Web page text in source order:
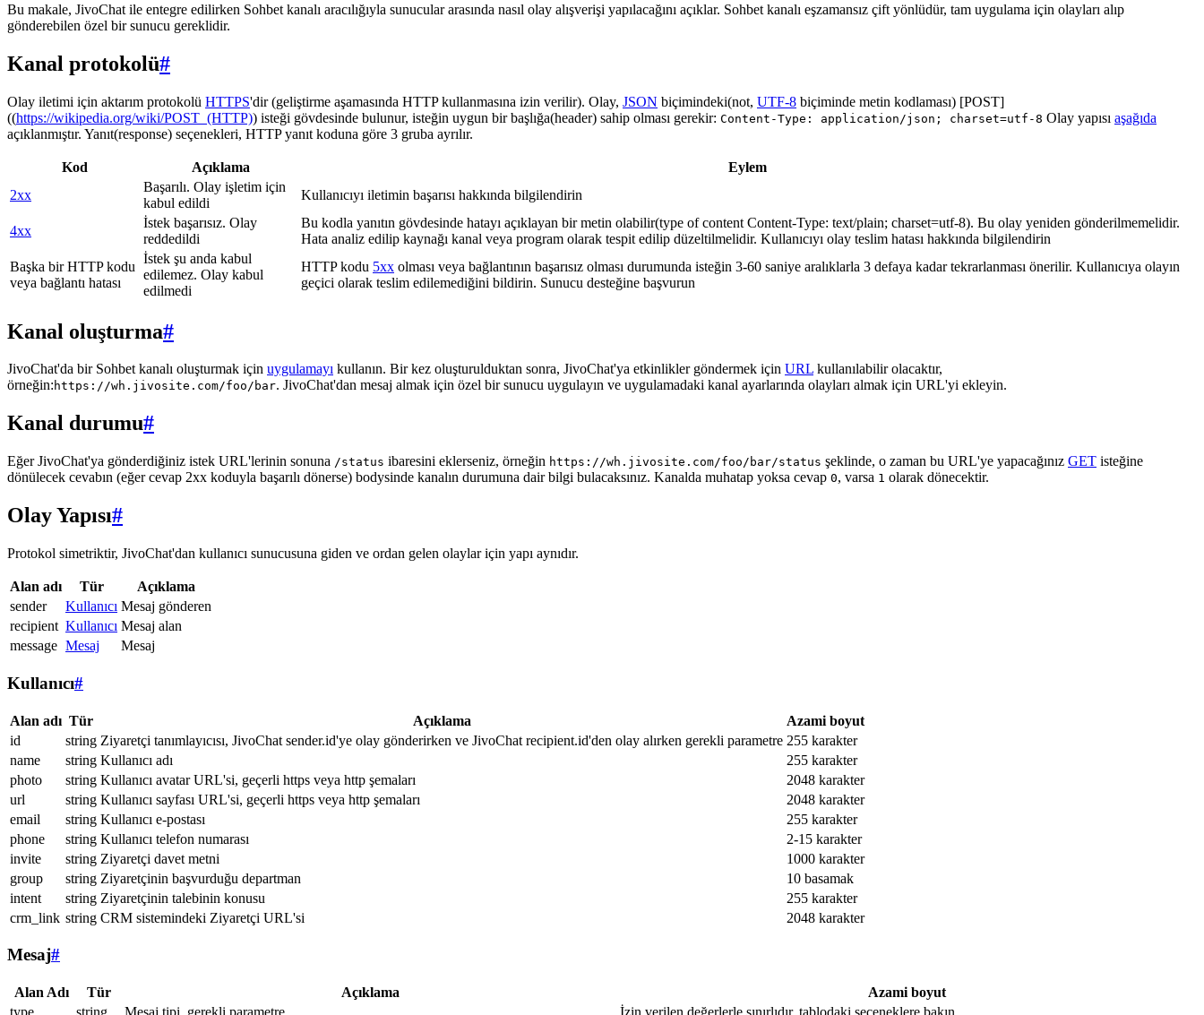
Bu makale, JivoChat ile entegre edilirken Sohbet kanalı aracılığıyla sunucular arasında nasıl olay alışverişi yapılacağını açıklar. Sohbet kanalı eşzamansız çift yönlüdür, tam uygulama için olayları alıp
gönderebilen özel bir sunucu gereklidir.
Kanal protokolü#
Olay iletimi için aktarım protokolü HTTPS'dir (geliştirme aşamasında HTTP kullanmasına izin verilir). Olay, JSON biçimindeki(not, UTF-8 biçiminde metin kodlaması) [POST]
((https://wikipedia.org/wiki/POST_(HTTP)) isteği gövdesinde bulunur, isteğin uygun bir başlığa(header) sahip olması gerekir: Content-Type: application/json; charset=utf-8 Olay yapısı aşağıda
açıklanmıştır. Yanıt(response) seçenekleri, HTTP yanıt koduna göre 3 gruba ayrılır.
Kod Açıklama
Eylem
2xx
Başarılı. Olay işletim için
kabul edildi
Kullanıcıyı iletimin başarısı hakkında bilgilendirin
4xx
İstek başarısız. Olay
reddedildi
Bu kodla yanıtın gövdesinde hatayı açıklayan bir metin olabilir(type of content Content-Type: text/plain; charset=utf-8). Bu olay yeniden gönderilmemelidir.
Hata analiz edilip kaynağı kanal veya program olarak tespit edilip düzeltilmelidir. Kullanıcıyı olay teslim hatası hakkında bilgilendirin
Başka bir HTTP kodu
veya bağlantı hatası
İstek şu anda kabul
edilemez. Olay kabul
edilmedi
HTTP kodu 5xx olması veya bağlantının başarısız olması durumunda isteğin 3-60 saniye aralıklarla 3 defaya kadar tekrarlanması önerilir. Kullanıcıya olayın
geçici olarak teslim edilemediğini bildirin. Sunucu desteğine başvurun
Kanal oluşturma#
JivoChat'da bir Sohbet kanalı oluşturmak için uygulamayı kullanın. Bir kez oluşturulduktan sonra, JivoChat'ya etkinlikler göndermek için URL kullanılabilir olacaktır,
örneğin: https://wh.jivosite.com/foo/bar. JivoChat'dan mesaj almak için özel bir sunucu uygulayın ve uygulamadaki kanal ayarlarında olayları almak için URL'yi ekleyin.
Kanal durumu#
Eğer JivoChat'ya gönderdiğiniz istek URL'lerinin sonuna /status ibaresini eklerseniz, örneğin https://wh.jivosite.com/foo/bar/status şeklinde, o zaman bu URL'ye yapacağınız GET isteğine
dönülecek cevabın (eğer cevap 2xx koduyla başarılı dönerse) bodysinde kanalın durumuna dair bilgi bulacaksınız. Kanalda muhatap yoksa cevap 0, varsa 1 olarak dönecektir.
Olay Yapısı#
Protokol simetriktir, JivoChat'dan kullanıcı sunucusuna giden ve ordan gelen olaylar için yapı aynıdır.
Alan adı Tür
Açıklama
sender
Kullanıcı Mesaj gönderen
recipient Kullanıcı Mesaj alan
message Mesaj Mesaj
Kullanıcı#
Alan adı Tür Açıklama
Azami boyut
id
string Ziyaretçi tanımlayıcısı, JivoChat sender.id'ye olay gönderirken ve JivoChat recipient.id'den olay alırken gerekli parametre 255 karakter
name
string Kullanıcı adı
255 karakter
photo
string Kullanıcı avatar URL'si, geçerli https veya http şemaları
2048 karakter
url
string Kullanıcı sayfası URL'si, geçerli https veya http şemaları
2048 karakter
email
string Kullanıcı e-postası
255 karakter
phone
string Kullanıcı telefon numarası
2-15 karakter
invite
string Ziyaretçi davet metni
1000 karakter
group
string Ziyaretçinin başvurduğu departman
10 basamak
intent
string Ziyaretçinin talebinin konusu
255 karakter
crm_link string CRM sistemindeki Ziyaretçi URL'si 2048 karakter
Mesaj#
Alan Adı Tür Açıklama
Azami boyut
type
string Mesaj tipi, gerekli parametre İzin verilen değerlerle sınırlıdır, tablodaki seçeneklere bakın